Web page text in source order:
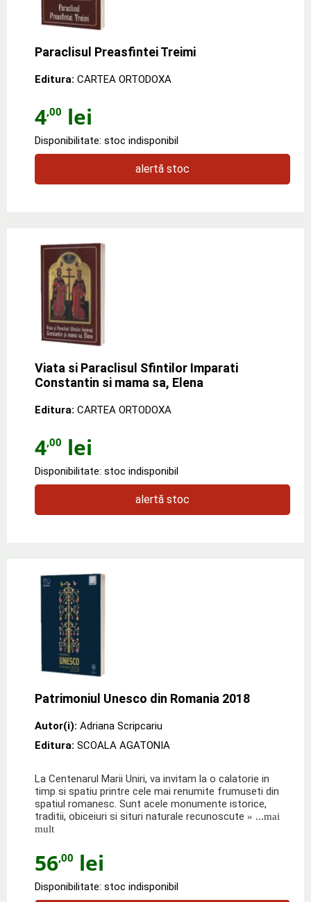
Paraclisul Preasfintei Treimi
Editura: CARTEA ORTODOXA
4,00 lei
Disponibilitate: stoc indisponibil
alertă stoc
Viata si Paraclisul Sfintilor Imparati
Constantin si mama sa, Elena
Editura: CARTEA ORTODOXA
4,00 lei
Disponibilitate: stoc indisponibil
alertă stoc
Patrimoniul Unesco din Romania 2018
Autor(i): Adriana Scripcariu
Editura: SCOALA AGATONIA
La Centenarul Marii Uniri, va invitam la o calatorie in
timp si spatiu printre cele mai renumite frumuseti din
spatiul romanesc. Sunt acele monumente istorice,
traditii, obiceiuri si situri naturale recunoscute » ...mai
mult
56,00 lei
Disponibilitate: stoc indisponibil